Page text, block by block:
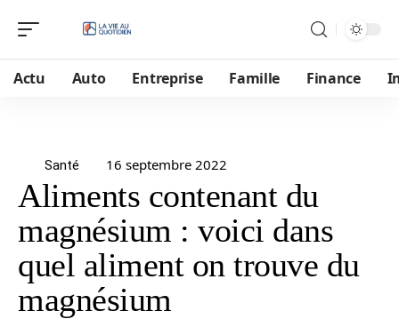
Actu Auto Entreprise Famille Finance
Santé 16 septembre 2022
Aliments contenant du
magnésium : voici dans
quel aliment on trouve du
magnésium